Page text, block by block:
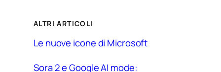
ALTRI ARTICOLI
Le nuove icone di Microsoft
Sora 2 e Google AI mode: